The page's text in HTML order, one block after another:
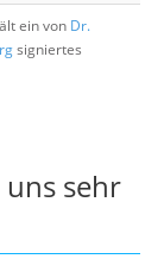
ein von Dr.
signiertes
sehr